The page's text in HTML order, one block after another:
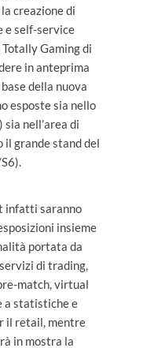
creazione di
e self-service
Gaming di
in anteprima
della nuova
esposte sia nello
nell’area di
grande stand del
infatti saranno
insieme
portata da
di trading,
match, virtual
a statistiche e
il retail, mentre
in mostra la